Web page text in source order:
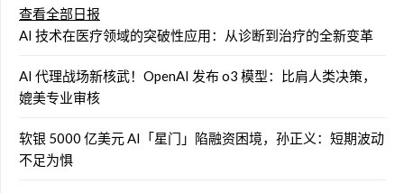
查看全部日报
AI 技术在医疗领域的突破性应用：从诊断到治疗的全新变革
AI 代理战场新核武！OpenAI 发布 o3 模型：比肩人类决策，
媲美专业审核
软银 5000 亿美元 AI「星门」陷融资困境，孙正义：短期波动
不足为惧